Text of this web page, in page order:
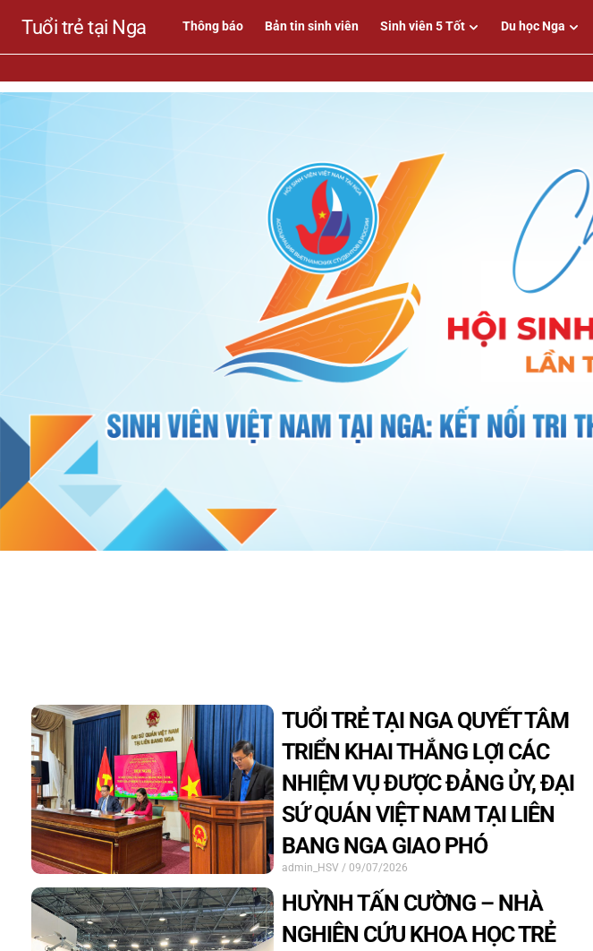
Tuổi trẻ tại Nga Thông báo Bản tin sinh viên Sinh viên 5 Tốt Du học Nga
TUỔI TRẺ TẠI NGA QUYẾT TÂM
TRIỂN KHAI THẮNG LỢI CÁC
NHIỆM VỤ ĐƯỢC ĐẢNG ỦY, ĐẠI
SỨ QUÁN VIỆT NAM TẠI LIÊN
BANG NGA GIAO PHÓ
admin_HSV 09/07/2026
HUỲNH TẤN CƯỜNG – NHÀ
NGHIÊN CỨU KHOA HỌC TRẺ